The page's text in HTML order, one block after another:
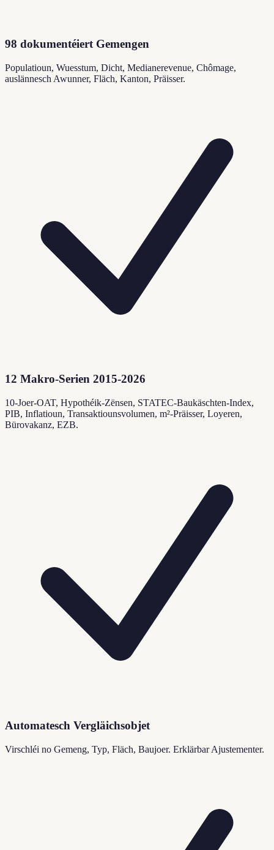
98 dokumentéiert Gemengen
Populatioun, Wuesstum, Dicht, Medianerevenue, Chômage,
auslännesch Awunner, Fläch, Kanton, Präisser.
12 Makro-Serien 2015-2026
10-Joer-OAT, Hypothéik-Zënsen, STATEC-Baukäschten-Index,
PIB, Inflatioun, Transaktiounsvolumen, m²-Präisser, Loyeren,
Bürovakanz, EZB.
Automatesch Vergläichsobjet
Virschléi no Gemeng, Typ, Fläch, Baujoer. Erklärbar Ajustementer.